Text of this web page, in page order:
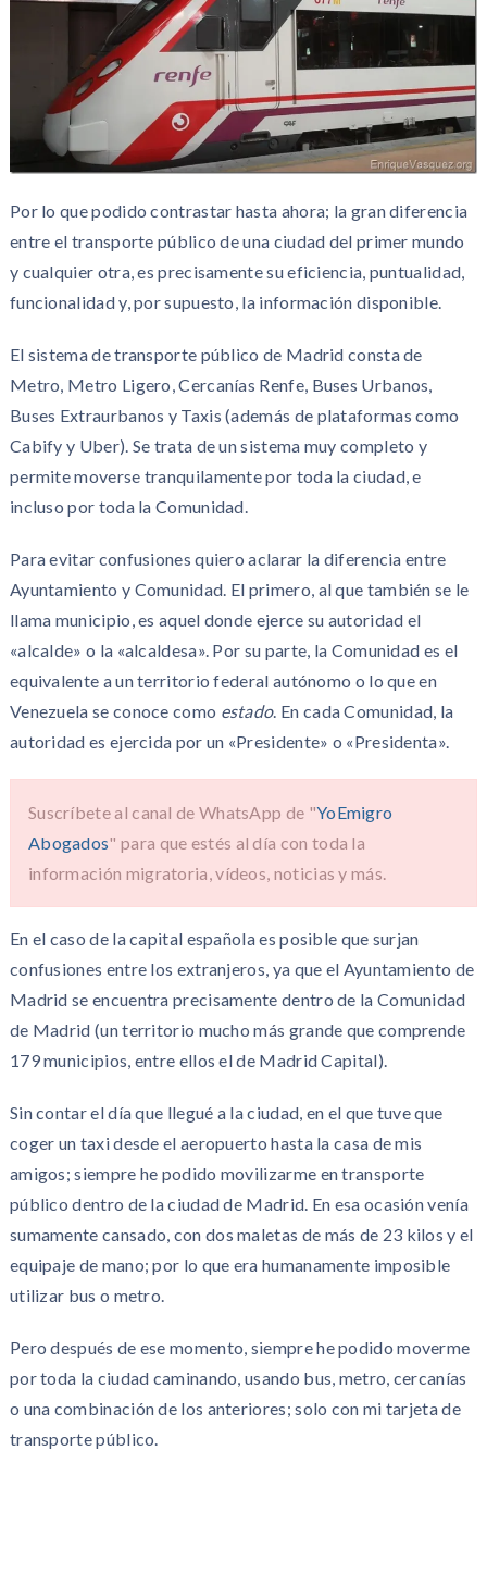
Por lo que podido contrastar hasta ahora; la gran diferencia
entre el transporte público de una ciudad del primer mundo
y cualquier otra, es precisamente su eficiencia, puntualidad,
funcionalidad y, por supuesto, la información disponible.
El sistema de transporte público de Madrid consta de
Metro, Metro Ligero, Cercanías Renfe, Buses Urbanos,
Buses Extraurbanos y Taxis (además de plataformas como
Cabify y Uber). Se trata de un sistema muy completo y
permite moverse tranquilamente por toda la ciudad, e
incluso por toda la Comunidad.
Para evitar confusiones quiero aclarar la diferencia entre
Ayuntamiento y Comunidad. El primero, al que también se le
llama municipio, es aquel donde ejerce su autoridad el
«alcalde» o la «alcaldesa». Por su parte, la Comunidad es el
equivalente a un territorio federal autónomo o lo que en
Venezuela se conoce como estado. En cada Comunidad, la
autoridad es ejercida por un «Presidente» o «Presidenta».
Suscríbete al canal de WhatsApp de "YoEmigro
Abogados" para que estés al día con toda la
información migratoria, vídeos, noticias y más.
En el caso de la capital española es posible que surjan
confusiones entre los extranjeros, ya que el Ayuntamiento de
Madrid se encuentra precisamente dentro de la Comunidad
de Madrid (un territorio mucho más grande que comprende
179 municipios, entre ellos el de Madrid Capital).
Sin contar el día que llegué a la ciudad, en el que tuve que
coger un taxi desde el aeropuerto hasta la casa de mis
amigos; siempre he podido movilizarme en transporte
público dentro de la ciudad de Madrid. En esa ocasión venía
sumamente cansado, con dos maletas de más de 23 kilos y el
equipaje de mano; por lo que era humanamente imposible
utilizar bus o metro.
Pero después de ese momento, siempre he podido moverme
por toda la ciudad caminando, usando bus, metro, cercanías
o una combinación de los anteriores; solo con mi tarjeta de
transporte público.